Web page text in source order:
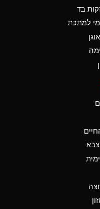
B
A
D
בד
למתכת